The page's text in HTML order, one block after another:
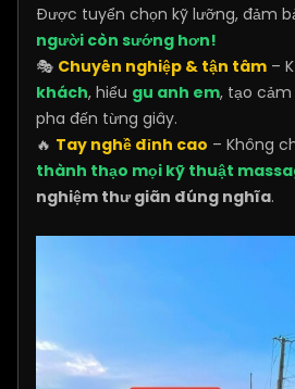
Được tuyển chọn kỹ lưỡng, đảm
người còn sướng hơn!
🎭 Chuyên nghiệp & tận tâm –
khách, hiểu gu anh em, tạo
pha đến từng giây.
🔥 Tay nghề đỉnh cao – Không
thành thạo mọi kỹ thuật
nghiệm thư giãn đúng nghĩa.